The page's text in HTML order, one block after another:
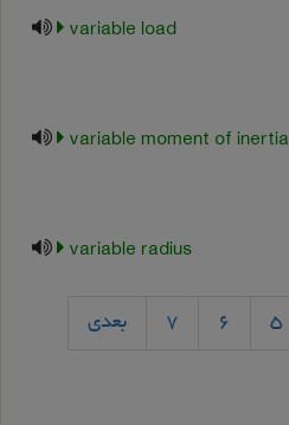
variable load
variable moment of inertia
variable radius
5
6
7 بعدی